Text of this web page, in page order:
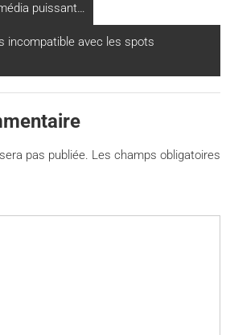
puissant…
incompatible avec les spots
pas publiée. Les champs obligatoires